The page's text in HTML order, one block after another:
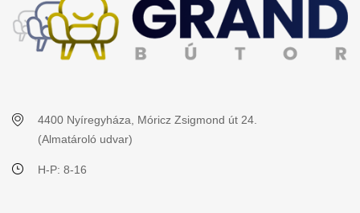
4400 Nyíregyháza, Móricz Zsigmond út 24.
(Almatároló udvar)
H-P: 8-16